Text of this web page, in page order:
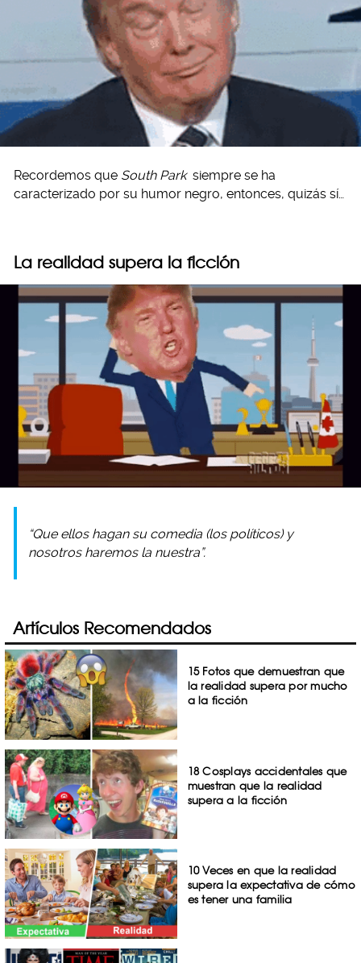
Recordemos que South Park siempre se ha
caracterizado por su humor negro, entonces, quizás sí…
La realidad supera la ficción
“Que ellos hagan su comedia (los políticos) y
nosotros haremos la nuestra”.
Artículos Recomendados
15 Fotos que demuestran que
la realidad supera por mucho
a la ficción
18 Cosplays accidentales que
muestran que la realidad
supera a la ficción
10 Veces en que la realidad
supera la expectativa de cómo
es tener una familia